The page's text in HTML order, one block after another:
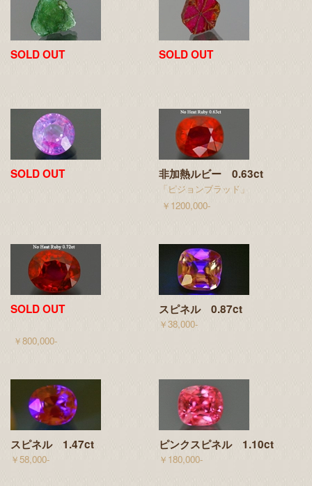
SOLD OUT SOLD OUT
SOLD OUT 非加熱ルビー 0.63ct
「ピジョンブラッド」
￥1200,000-
SOLD OUT
￥800,000-
スピネル 0.87ct
￥38,000-
スピネル 1.47ct
￥58,000-
ピンクスピネル 1.10ct
￥180,000-